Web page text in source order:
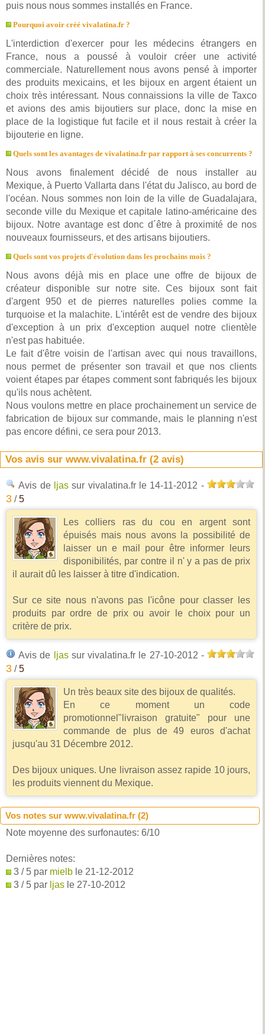
puis nous nous sommes installés en France.
Pourquoi avoir créé vivalatina.fr ?
L'interdiction d'exercer pour les médecins étrangers en
France, nous a poussé à vouloir créer une activité
commerciale. Naturellement nous avons pensé à importer
des produits mexicains, et les bijoux en argent étaient un
choix très intéressant. Nous connaissions la ville de Taxco
et avions des amis bijoutiers sur place, donc la mise en
place de la logistique fut facile et il nous restait à créer la
bijouterie en ligne.
Quels sont les avantages de vivalatina.fr par rapport à ses concurrents ?
Nous avons finalement décidé de nous installer au
Mexique, à Puerto Vallarta dans l'état du Jalisco, au bord de
l'océan. Nous sommes non loin de la ville de Guadalajara,
seconde ville du Mexique et capitale latino-américaine des
bijoux. Notre avantage est donc d´être à proximité de nos
nouveaux fournisseurs, et des artisans bijoutiers.
Quels sont vos projets d'évolution dans les prochains mois ?
Nous avons déjà mis en place une offre de bijoux de
créateur disponible sur notre site. Ces bijoux sont fait
d'argent 950 et de pierres naturelles polies comme la
turquoise et la malachite. L'intérêt est de vendre des bijoux
d'exception à un prix d'exception auquel notre clientèle
n'est pas habituée.
Le fait d'être voisin de l'artisan avec qui nous travaillons,
nous permet de présenter son travail et que nos clients
voient étapes par étapes comment sont fabriqués les bijoux
qu'ils nous achètent.
Nous voulons mettre en place prochainement un service de
fabrication de bijoux sur commande, mais le planning n'est
pas encore défini, ce sera pour 2013.
Vos avis sur www.vivalatina.fr (2 avis)
Avis de ljas sur vivalatina.frle 14-11-2012 -
3 /5
Les colliers ras du cou en argent sont
épuisés mais nous avons la possibilité de
laisser un e mail pour être informer leurs
disponibilités, par contre il n' y a pas de prix
il aurait dû les laisser à titre d'indication.
Sur ce site nous n'avons pas l'icône pour classer les
produits par ordre de prix ou avoir le choix pour un
critère de prix.
Avis de ljassur vivalatina.fr le 27-10-2012 -
3 /5
Un très beaux site des bijoux de qualités.
En ce moment un code
promotionnel"livraison gratuite" pour une
commande de plus de 49 euros d'achat
jusqu'au 31 Décembre 2012.
Des bijoux uniques. Une livraison assez rapide 10 jours,
les produits viennent du Mexique.
Vos notes sur www.vivalatina.fr (2)
Note moyenne des surfonautes: 6/10
Dernières notes:
3 / 5 par mielb le 21-12-2012
3 / 5 par ljas le 27-10-2012